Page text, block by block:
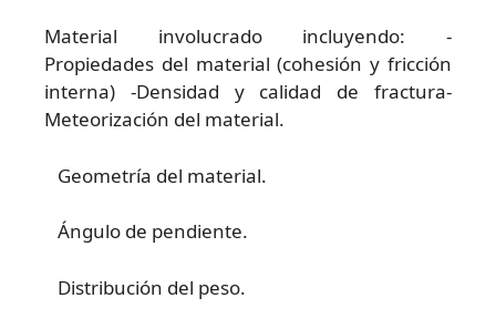
Material involucrado incluyendo: -
Propiedades del material (cohesión y fricción
interna) -Densidad y calidad de fractura-
Meteorización del material.
Geometría del material.
Ángulo de pendiente.
Distribución del peso.